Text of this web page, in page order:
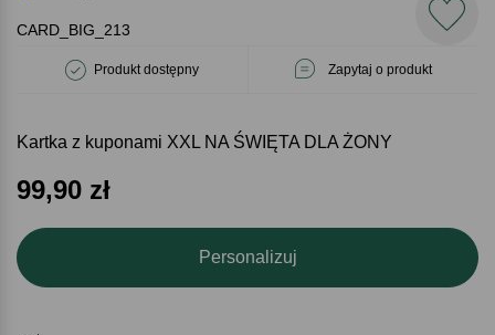
CARD_BIG_213
Produkt dostępny Zapytaj o produkt
Kartka z kuponami XXL NA ŚWIĘTA DLA ŻONY
99,90 zł
Personalizuj